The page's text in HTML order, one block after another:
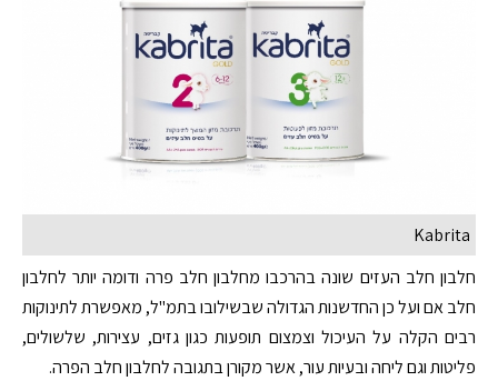
Kabrita
חלבון חלב העזים שונה בהרכבו מחלבון חלב פרה ודומה יותר לחלבון
חלב אם ועל כן החדשנות הגדולה שבשילובו בתמ"ל, מאפשרת לתינוקות
רבים הקלה על העיכול וצמצום תופעות כגון גזים, עצירות, שלשולים,
פליטות וגם ליחה ובעיות עור, אשר מקורן בתגובה לחלבון חלב הפרה.